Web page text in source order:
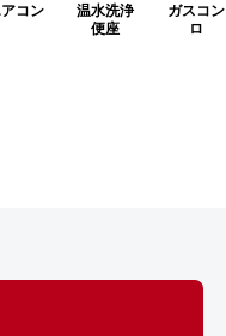
コン
温水洗浄
便座
ガスコン
ロ